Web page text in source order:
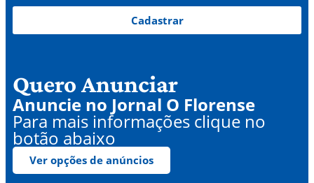
Cadastrar
Quero Anunciar
Anuncie no Jornal O Florense
Para mais informações clique no
botão abaixo
Ver opções de anúncios